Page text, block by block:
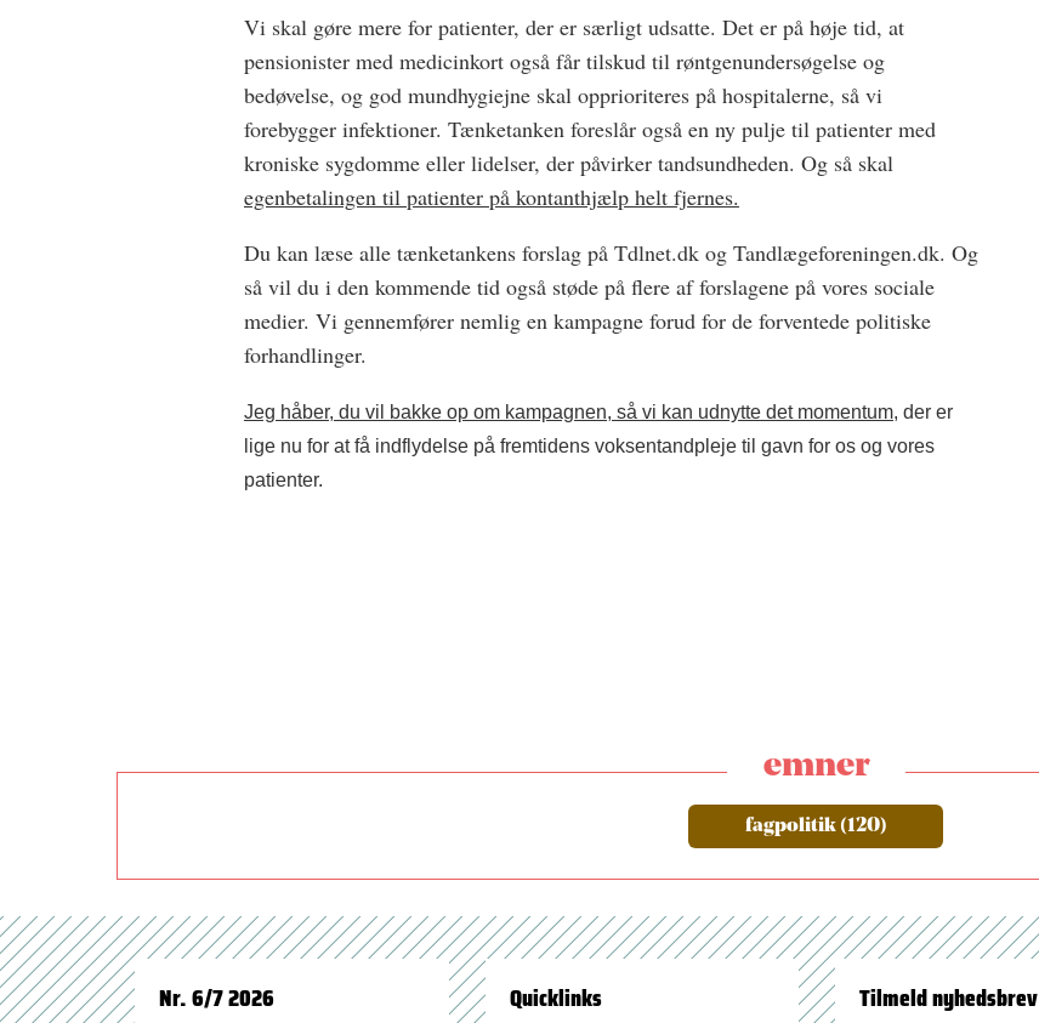
Vi skal gøre mere for patienter, der er særligt udsatte. Det er på høje tid, at
pensionister med medicinkort også får tilskud til røntgenundersøgelse og
bedøvelse, og god mundhygiejne skal opprioriteres på hospitalerne, så vi
forebygger infektioner. Tænketanken foreslår også en ny pulje til patienter med
kroniske sygdomme eller lidelser, der påvirker tandsundheden. Og så skal
egenbetalingen til patienter på kontanthjælp helt fjernes.
Du kan læse alle tænketankens forslag på Tdlnet.dk og Tandlægeforeningen.dk. Og
så vil du i den kommende tid også støde på flere af forslagene på vores sociale
medier. Vi gennemfører nemlig en kampagne forud for de forventede politiske
forhandlinger.
Jeg håber, du vil bakke op om kampagnen, så vi kan udnytte det momentum, der er
lige nu for at få indflydelse på fremtidens voksentandpleje til gavn for os og vores
patienter.
emner
fagpolitik (120)
Nr. 6/7 2026 Quicklinks Tilmeld nyhedsbrev